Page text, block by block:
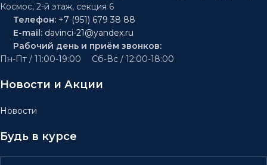
Космос, 2-й этаж, секция 6
Телефон: +7 (951) 679 38 88
E-mail: davinci-21@yandex.ru
Рабочий день и приём звонков:
Пн-Пт / 11:00-19:00 Сб-Вс / 12:00-18:00
Новости и Акции
Новости
Будь в курсе